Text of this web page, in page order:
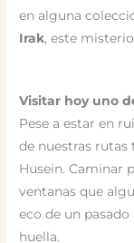
en alguna
Irak, este
Visitar hoy uno
Pese a estar en
de nuestras rutas
Husein. Caminar
ventanas que
eco de un
huella.